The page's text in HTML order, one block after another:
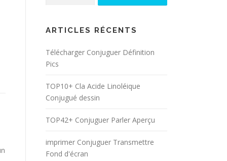
ARTICLES RÉCENTS
Télécharger Conjuguer Définition
Pics
TOP10+ Cla Acide Linoléique
Conjugué dessin
TOP42+ Conjuguer Parler Aperçu
imprimer Conjuguer Transmettre
Fond d'écran